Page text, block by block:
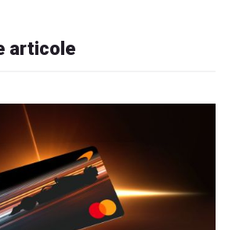
articole